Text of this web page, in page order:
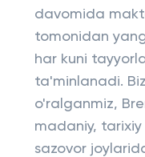
davomida
tomonidan
har kuni
ta'minlanadi.
o'ralganmiz,
madaniy,
sazovor